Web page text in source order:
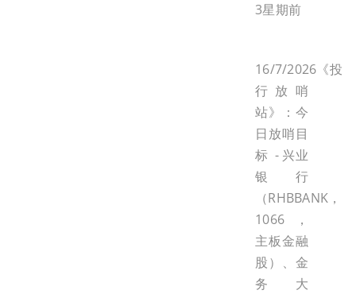
3星期前
16/7/2026《投
行放哨
站》：今
日放哨目
标 - 兴业
银行
（RHBBANK，
1066，
主板金融
股）、金
务大